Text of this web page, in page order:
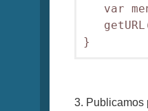
var
}
3. Publicamos